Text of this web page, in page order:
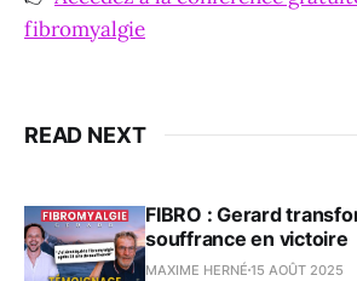
fibromyalgie
READ NEXT
FIBRO : Gerard
souffrance en victoire
MAXIME HERNÉ 15 AOÛT 2025